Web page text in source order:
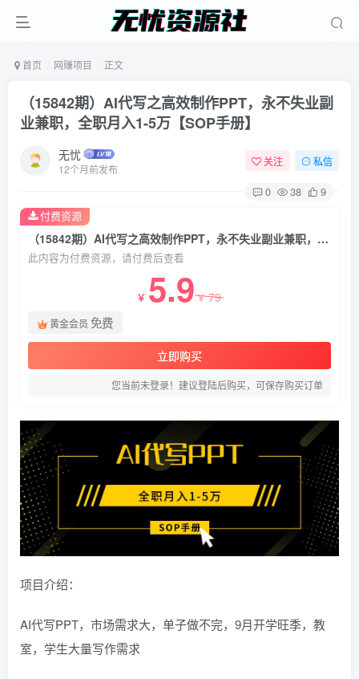
首页 网赚项目 正文
（15842期）AI代写之高效制作PPT，永不失业副
业兼职，全职月入1-5万【SOP手册】
无忧
12个月前发布
关注 私信
0 38 9
（15842期）AI代写之高效制作PPT，永不失业副业兼职，全职月入1-5万【SOP手册】
此内容为付费资源，请付费后查看
￥ 5.9￥79
黄金会员 免费
立即购买
您当前未登录！建议登陆后购买，可保存购买订单
付费资源
项目介绍：
AI代写PPT，市场需求大，单子做不完，9月开学旺季，教
室，学生大量写作需求